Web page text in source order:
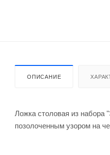
ОПИСАНИЕ
Ложка столовая из набора
позолоченным узором на